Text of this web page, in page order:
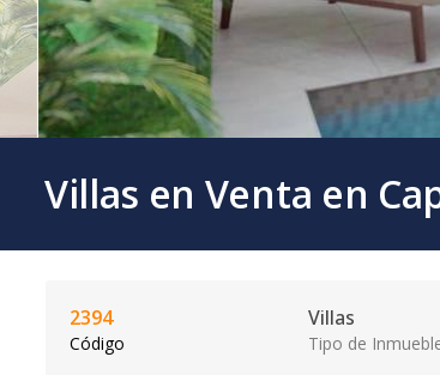
Villas en Venta en
2394
Código
Villas
Tipo de